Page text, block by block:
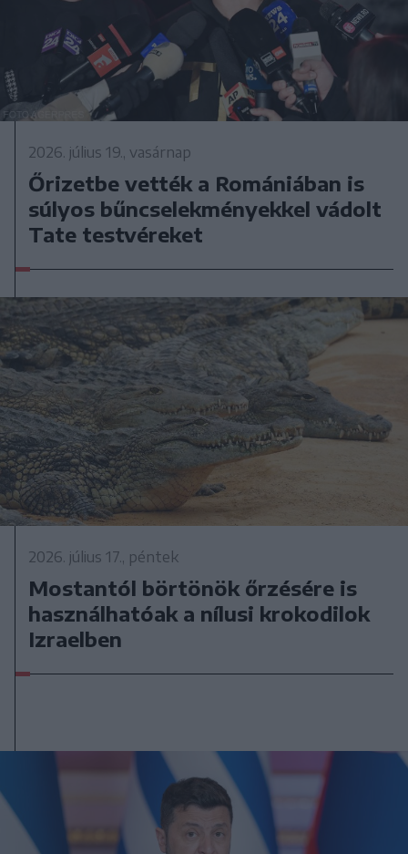
2026. július 19., vasárnap
Őrizetbe vették a Romániában is
súlyos bűncselekményekkel vádolt
Tate testvéreket
2026. július 17., péntek
Mostantól börtönök őrzésére is
használhatóak a nílusi krokodilok
Izraelben